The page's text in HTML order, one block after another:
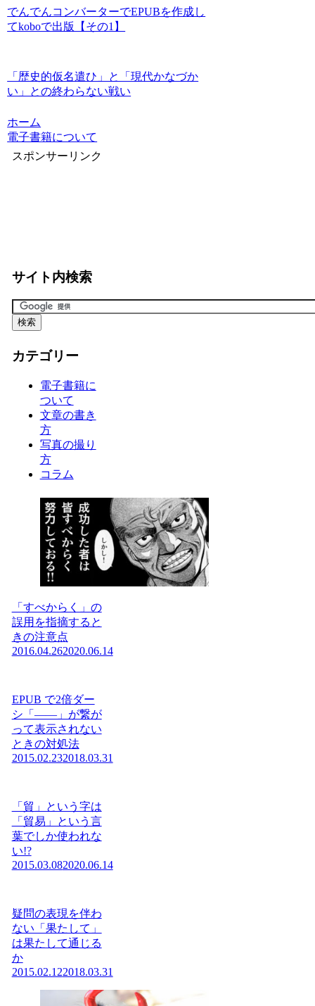
でんでんコンバーターでEPUBを作成し
てkoboで出版【その1】
「歴史的仮名遣ひ」と「現代かなづか
い」との終わらない戦い
ホーム
電子書籍について
スポンサーリンク
サイト内検索
カテゴリー
電子書籍に
ついて
文章の書き
方
写真の撮り
方
コラム
「すべからく」の
誤用を指摘すると
きの注意点
2016.04.262020.06.14
EPUB で2倍ダー
シ「——」が繋が
って表示されない
ときの対処法
2015.02.232018.03.31
「貿」という字は
「貿易」という言
葉でしか使われな
い!?
2015.03.082020.06.14
疑問の表現を伴わ
ない「果たして」
は果たして通じる
か
2015.02.122018.03.31